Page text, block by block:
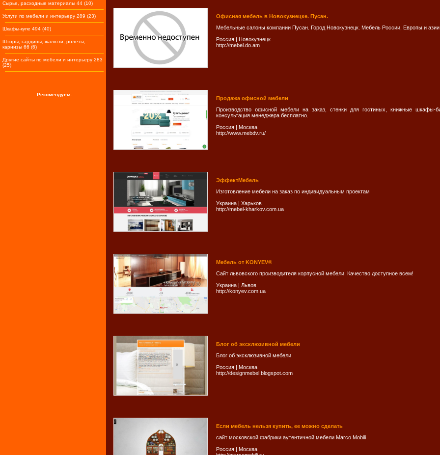
Сырье, расходные материалы 44 (10)
Услуги по мебели и интерьеру 289 (23)
Шкафы-купе 494 (40)
Шторы, гардины, жалюзи, ролеты,
карнизы 66 (6)
Другие сайты по мебели и интерьеру 283
(25)
Рекомендуем:
Офисная мебель в Новокузнецке. Пусан.
Мебельные салоны компании Пусан. Город Новокузнецк. Мебель России, Европы и азии
Россия | Новокузнецк
http://mebel.do.am
Продажа офисной мебели
Производство офисной мебели на заказ, стенки для гостиных, книжные шкафы-
консультация менеджера бесплатно.
Россия | Москва
http://www.mebdv.ru/
ЭффектМебель
Изготовление мебели на заказ по индивидуальным проектам
Украина | Харьков
http://mebel-kharkov.com.ua
Мебель от KONYEV®
Сайт львовского производителя корпусной мебели. Качество доступное всем!
Украина | Львов
http://konyev.com.ua
Блог об эксклюзивной мебели
Блог об эксклюзивной мебели
Россия | Москва
http://designmebel.blogspot.com
Если мебель нельзя купить, ее можно сделать
сайт московской фабрики аутентичной мебели Marco Mobili
Россия | Москва